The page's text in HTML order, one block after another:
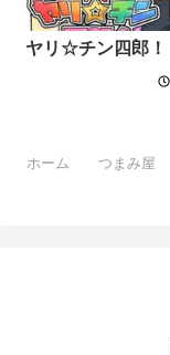
ヤリ☆チン四郎！
ホーム つまみ屋